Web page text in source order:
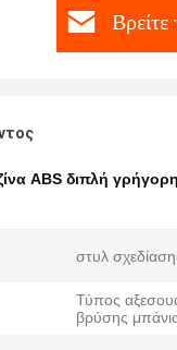
Βρείτε
ABS διπλή
στυλ
Τύπος
βρύσης